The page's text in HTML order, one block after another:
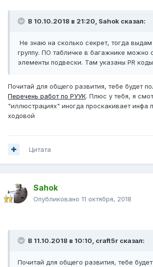
В 10.10.2018 в 21:20, Sahok сказал:
Не знаю на сколько секрет, тогда
группу. ПО табличке в багажнике можно
элементы подвески. Там указаны PR
Почитай для общего развития, тебе будет
Перечень работ по РУУК. Плюс у тебя, я
"иллюстрациях" иногда проскакивает инфа
ходовой
Цитата
Sahok
Опубликовано 11 октября, 2018
В 11.10.2018 в 10:10, craft5r сказал:
Почитай для общего развития, тебе